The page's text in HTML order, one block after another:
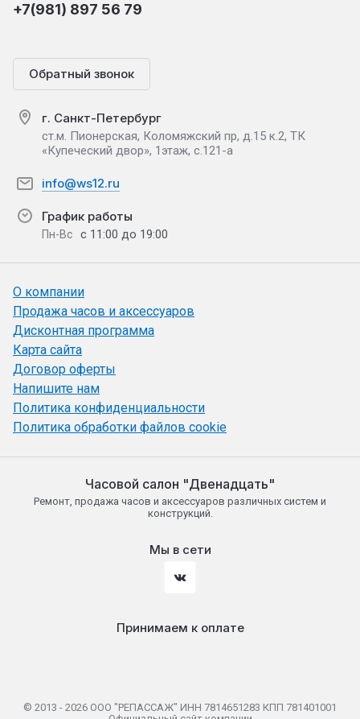
+7(981) 897 56 79
Обратный звонок
г. Санкт-Петербург
ст.м. Пионерская, Коломяжский пр, д.15 к.2, ТК
«Купеческий двор», 1этаж, с.121-а
info@ws12.ru
График работы
Пн-Вс с 11:00 до 19:00
О компании
Продажа часов и аксессуаров
Дисконтная программа
Карта сайта
Договор оферты
Напишите нам
Политика конфиденциальности
Политика обработки файлов cookie
Часовой салон "Двенадцать"
Ремонт, продажа часов и аксессуаров различных систем и
конструкций.
Мы в сети
Принимаем к оплате
© 2013 - 2026 ООО "РЕПАССАЖ" ИНН 7814651283 КПП 781401001